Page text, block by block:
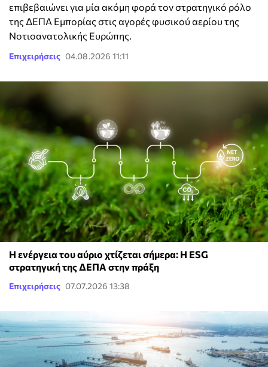
επιβεβαιώνει για μία ακόμη φορά τον στρατηγικό ρόλο
της ΔΕΠΑ Εμπορίας στις αγορές φυσικού αερίου της
Νοτιοανατολικής Ευρώπης.
Επιχειρήσεις 04.08.2026 11:11
Η ενέργεια του αύριο χτίζεται σήμερα: Η ESG
στρατηγική της ΔΕΠΑ στην πράξη
Επιχειρήσεις 07.07.2026 13:38